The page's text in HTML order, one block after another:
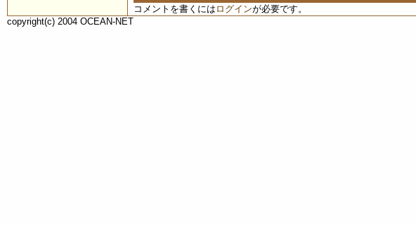
コメントを書くには ログインが必要です。
copyright(c) 2004 OCEAN-NET